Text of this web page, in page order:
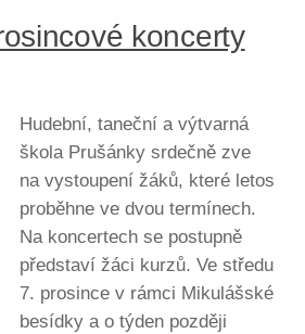
koncerty
Hudební, taneční a výtvarná
škola Prušánky srdečně zve
na vystoupení žáků, které letos
proběhne ve dvou termínech.
Na koncertech se postupně
představí žáci kurzů. Ve středu
7. prosince v rámci Mikulášské
besídky a o týden později